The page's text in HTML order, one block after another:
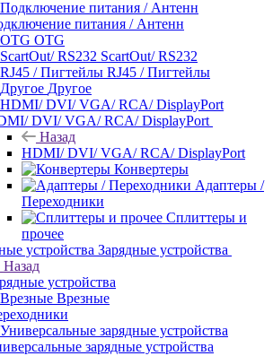
питания / Антенн
OTG
ScartOut/ RS232
RJ45 / Пигтейлы
Другое
DVI/ VGA/ RCA/ DisplayPort
Назад
HDMI/ DVI/ VGA/ RCA/ DisplayPort
Конвертеры
Адаптеры /
Переходники
Сплиттеры и
прочее
Зарядные устройства
Назад
устройства
Врезные
зарядные устройства